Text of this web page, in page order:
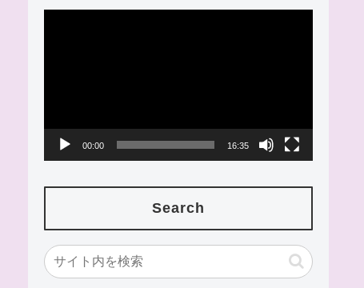
00:00 16:35
Search